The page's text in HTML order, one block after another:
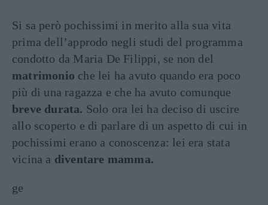
Si sa però pochissimi in merito alla sua vita
prima dell’approdo negli studi del programma
condotto da Maria De Filippi, se non del
matrimonio che lei ha avuto quando era poco
più di una ragazza e che ha avuto comunque
breve durata. Solo ora lei ha deciso di uscire
allo scoperto e di parlare di un aspetto di cui in
pochissimi erano a conoscenza: lei era stata
vicina a diventare mamma.
ge